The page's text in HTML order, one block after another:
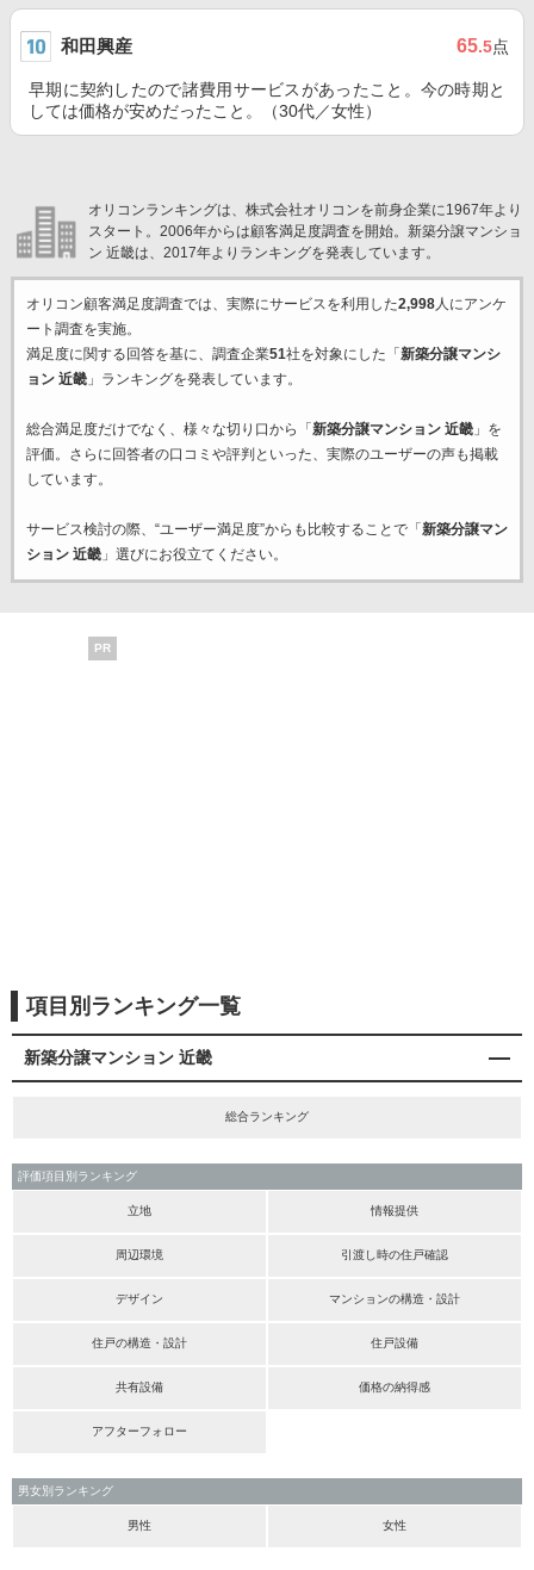
和田興産 65.5点
早期に契約したので諸費用サービスがあったこと。今の時期と
しては価格が安めだったこと。（30代／女性）
オリコンランキングは、株式会社オリコンを前身企業に1967年より
スタート。2006年からは顧客満足度調査を開始。新築分譲マンショ
ン 近畿は、2017年よりランキングを発表しています。
オリコン顧客満足度調査では、実際にサービスを利用した2,998人にアンケ
ート調査を実施。
満足度に関する回答を基に、調査企業51社を対象にした「 新築分譲マンシ
ョン 近畿」ランキングを発表しています。
総合満足度だけでなく、様々な切り口から「 新築分譲マンション 近畿」を
評価。さらに回答者の口コミや評判といった、実際のユーザーの声も掲載
しています。
サービス検討の際、“ユーザー満足度”からも比較することで「 新築分譲マン
ション 近畿」選びにお役立てください。
PR
項目別ランキング一覧
新築分譲マンション 近畿
総合ランキング
評価項目別ランキング
立地 情報提供
周辺環境 引渡し時の住戸確認
デザイン マンションの構造・設計
住戸の構造・設計 住戸設備
共有設備 価格の納得感
アフターフォロー
男女別ランキング
男性 女性